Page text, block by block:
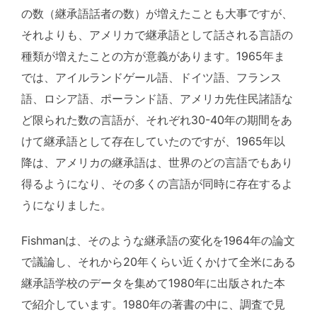
の数（継承語話者の数）が増えたことも大事ですが、
それよりも、アメリカで継承語として話される言語の
種類が増えたことの方が意義があります。1965年ま
では、アイルランドゲール語、ドイツ語、フランス
語、ロシア語、ポーランド語、アメリカ先住民諸語な
ど限られた数の言語が、それぞれ30-40年の期間をあ
けて継承語として存在していたのですが、1965年以
降は、アメリカの継承語は、世界のどの言語でもあり
得るようになり、その多くの言語が同時に存在するよ
うになりました。
Fishmanは、そのような継承語の変化を1964年の論文
で議論し、それから20年くらい近くかけて全米にある
継承語学校のデータを集めて1980年に出版された本
で紹介しています。1980年の著書の中に、調査で見